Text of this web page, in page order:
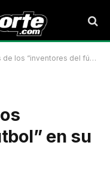
del fútbol” en su primer Mundial
en su